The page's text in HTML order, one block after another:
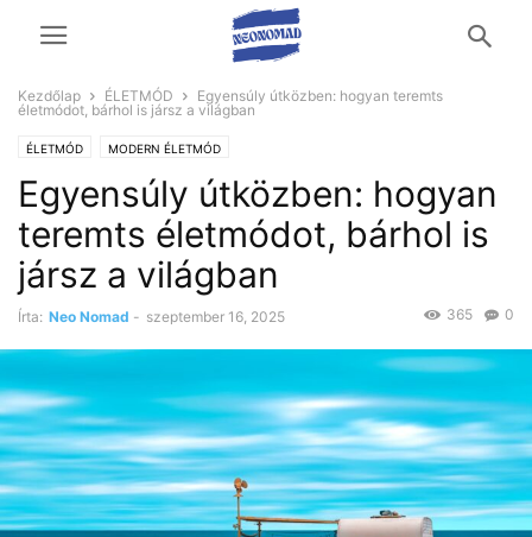
Kezdőlap ÉLETMÓD
Egyensúly útközben: hogyan teremts
életmódot, bárhol is jársz a világban
ÉLETMÓD MODERN ÉLETMÓD
Egyensúly útközben: hogyan
teremts életmódot, bárhol is
jársz a világban
Írta: Neo Nomad - szeptember 16, 2025 0
365